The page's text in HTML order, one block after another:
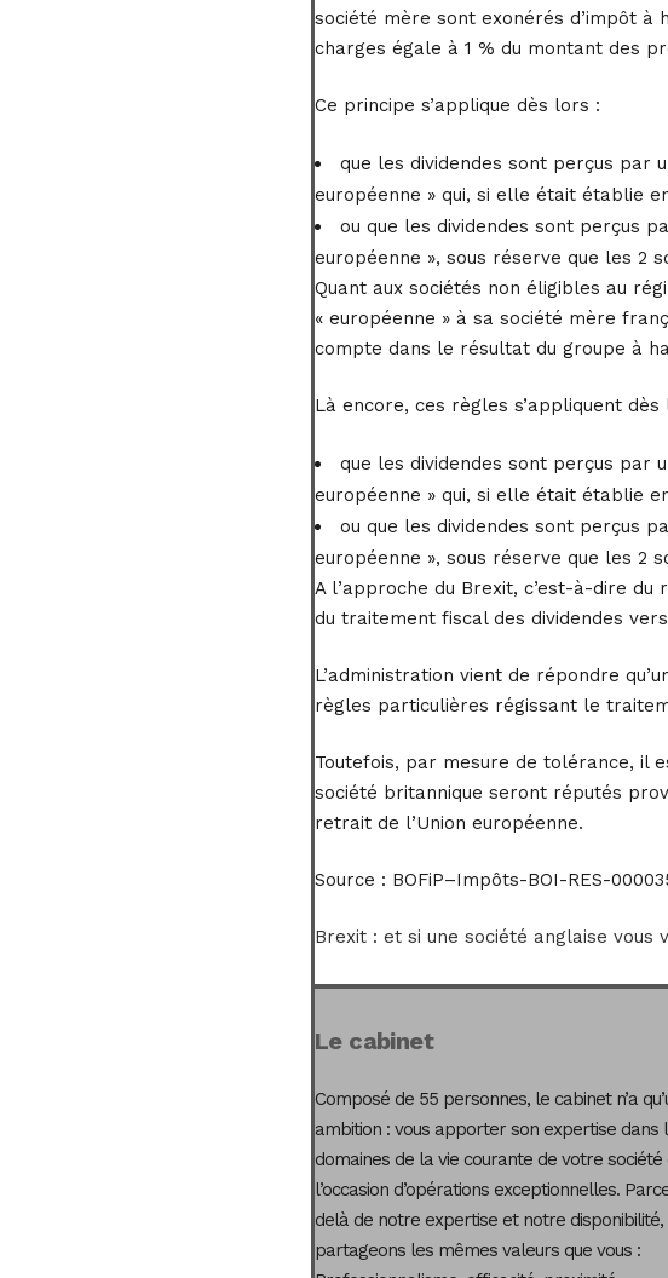
société mère sont exonérés d’impôt à
charges égale à 1 % du montant des
Ce principe s’applique dès lors :
que les dividendes sont perçus par
européenne » qui, si elle était établie
ou que les dividendes sont perçus
européenne », sous réserve que les 2
Quant aux sociétés non éligibles au
« européenne » à sa société mère
compte dans le résultat du groupe à
Là encore, ces règles s’appliquent dès
que les dividendes sont perçus par
européenne » qui, si elle était établie
ou que les dividendes sont perçus
européenne », sous réserve que les 2
A l’approche du Brexit, c’est-à-dire du
du traitement fiscal des dividendes
L’administration vient de répondre
règles particulières régissant le
Toutefois, par mesure de tolérance, il
société britannique seront réputés
retrait de l’Union européenne.
Source : BOFiP–Impôts-BOI-RES-
Brexit : et si une société anglaise vous
Le cabinet
Composé de 55 personnes, le cabinet n’a
ambition : vous apporter son expertise dans
domaines de la vie courante de votre société
l’occasion d’opérations exceptionnelles.
delà de notre expertise et notre disponibilité,
partageons les mêmes valeurs que vous :